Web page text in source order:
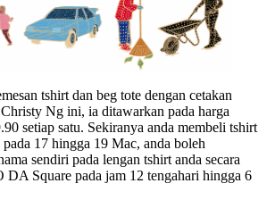
tshirt dan beg tote dengan cetakan
Ng ini, ia ditawarkan pada harga
setiap satu. Sekiranya anda membeli tshirt
17 hingga 19 Mac, anda boleh
sendiri pada lengan tshirt anda secara
Square pada jam 12 tengahari hingga 6